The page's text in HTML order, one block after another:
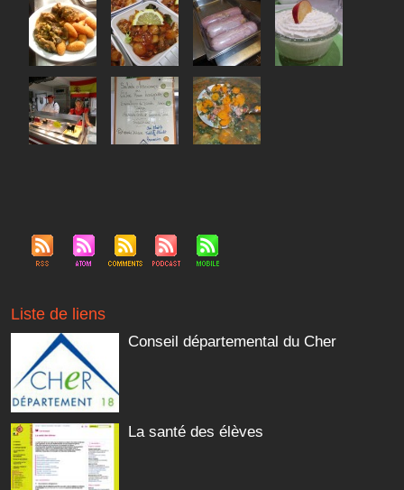
Liste de liens
Conseil départemental du Cher
La santé des élèves